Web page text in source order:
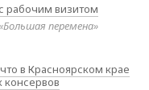
рабочим визитом
перемена»
в Красноярском крае
консервов